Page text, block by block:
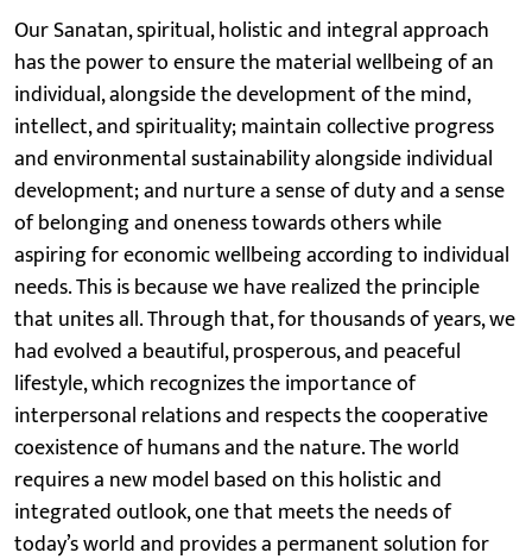
Our Sanatan, spiritual, holistic and integral approach
has the power to ensure the material wellbeing of an
individual, alongside the development of the mind,
intellect, and spirituality; maintain collective progress
and environmental sustainability alongside individual
development; and nurture a sense of duty and a sense
of belonging and oneness towards others while
aspiring for economic wellbeing according to individual
needs. This is because we have realized the principle
that unites all. Through that, for thousands of years, we
had evolved a beautiful, prosperous, and peaceful
lifestyle, which recognizes the importance of
interpersonal relations and respects the cooperative
coexistence of humans and the nature. The world
requires a new model based on this holistic and
integrated outlook, one that meets the needs of
today’s world and provides a permanent solution for